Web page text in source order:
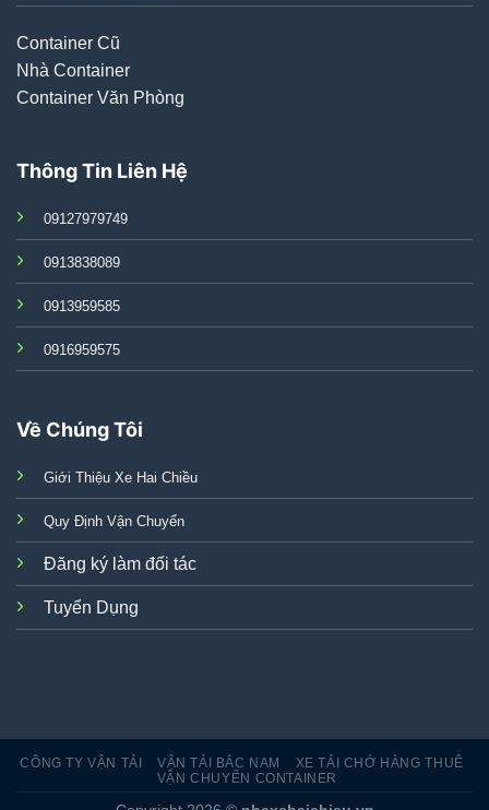
Container Cũ
Nhà Container
Container Văn Phòng
Thông Tin Liên Hệ
09127979749
0913838089
0913959585
0916959575
Về Chúng Tôi
Giới Thiệu Xe Hai Chiều
Quy Định Vận Chuyển
Đăng ký làm đối tác
Tuyển Dụng
CÔNG TY VẬN TẢI VẬN TẢI BẮC NAM
XE TẢI CHỞ HÀNG THUÊ
VẬN CHUYỂN CONTAINER